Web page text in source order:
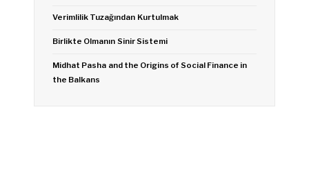
Verimlilik Tuzağından Kurtulmak
Birlikte Olmanın Sinir Sistemi
Midhat Pasha and the Origins of Social Finance in
the Balkans